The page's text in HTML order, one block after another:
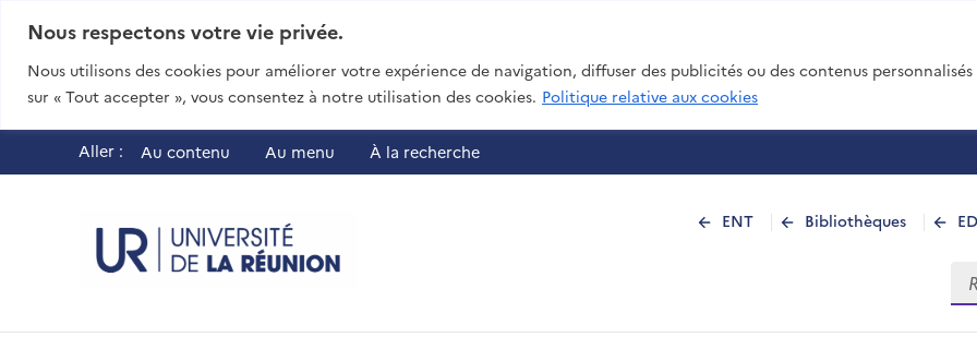
Nous respectons votre vie privée.
Nous utilisons des cookies pour améliorer votre expérience de navigation, diffuser des publicités ou des contenus
sur « Tout accepter », vous consentez à notre utilisation des cookies. Politique relative aux cookies
Aller : Au contenu Au menu À la recherche
ENT Bibliothèques